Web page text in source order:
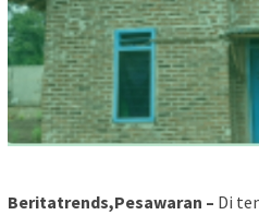
Beritatrends,Pesawaran – Di